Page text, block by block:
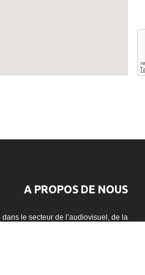
A PROPOS DE NOUS
le secteur de l’audiovisuel, de la